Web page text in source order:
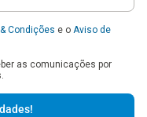
Condições e o Aviso de
as comunicações por